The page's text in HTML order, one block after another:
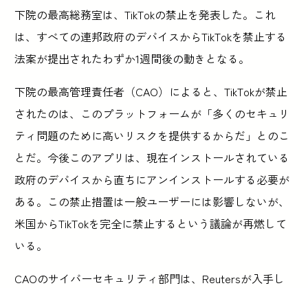
下院の最高総務室は、TikTokの禁止を発表した。これ
は、すべての連邦政府のデバイスからTikTokを禁止する
法案が提出されたわずか1週間後の動きとなる。
下院の最高管理責任者（CAO）によると、TikTokが禁止
されたのは、このプラットフォームが「多くのセキュリ
ティ問題のために高いリスクを提供するからだ」とのこ
とだ。今後このアプリは、現在インストールされている
政府のデバイスから直ちにアンインストールする必要が
ある。この禁止措置は一般ユーザーには影響しないが、
米国からTikTokを完全に禁止するという議論が再燃して
いる。
CAOのサイバーセキュリティ部門は、Reutersが入手し